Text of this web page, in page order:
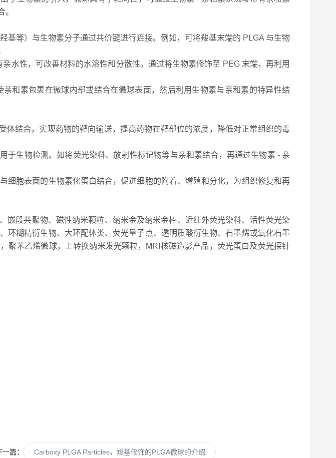
基等）与生物素分子通过共价键进行连接。例如，可将羧基末端的 PLGA 与生物
水性，可改善材料的水溶性和分散性。通过将生物素修饰至 PEG 末端，再利用
和素包裹在微球内部或结合在微球表面，然后利用生物素与亲和素的特异性结
结合，实现药物的靶向输送，提高药物在靶部位的浓度，降低对正常组织的毒
于生物检测。如将荧光染料、放射性标记物等与亲和素结合，再通过生物素 - 亲
细胞表面的生物素化蛋白结合，促进细胞的附着、增殖和分化，为组织修复和再
段共聚物、磁性纳米颗粒、纳米金及纳米金棒、近红外荧光染料、活性荧光染
糊精衍生物、大环配体类、荧光量子点、透明质酸衍生物、石墨烯或氧化石墨
聚苯乙烯微球，上转换纳米发光颗粒，MRI核磁造影产品，荧光蛋白及荧光探针
一篇： Carboxy PLGA Particles，羧基修饰的PLGA微球的介绍